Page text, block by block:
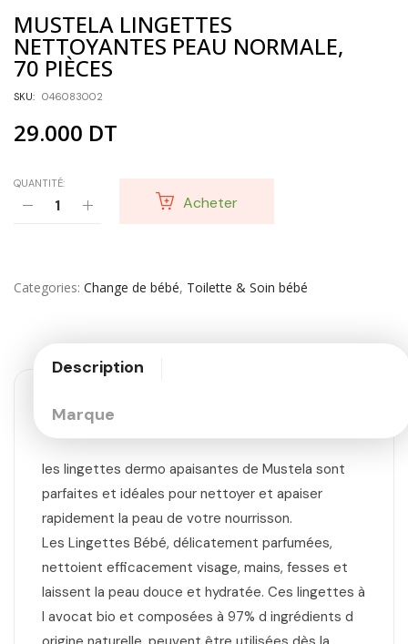
MUSTELA LINGETTES
NETTOYANTES PEAU NORMALE,
70 PIÈCES
SKU: 046083002
29.000 DT
QUANTITÉ:
Acheter
Categories Change de bébé, Toilette & Soin bébé
Description
Marque
les lingettes dermo apaisantes de Mustela sont
parfaites et idéales pour nettoyer et apaiser
rapidement la peau de votre nourrisson.
Les Lingettes Bébé, délicatement parfumées,
nettoient efficacement visage, mains, fesses et
laissent la peau douce et hydratée. Ces lingettes à
l avocat bio et composées à 97% d ingrédients d